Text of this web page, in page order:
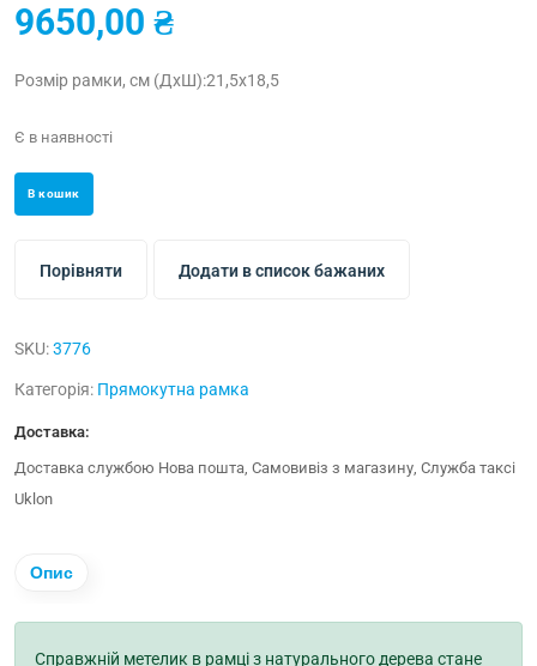
9650,00 ₴
Розмір рамки, см (ДхШ):21,5х18,5
Є в наявності
В кошик
Порівняти Додати в список бажаних
SKU:3776
Категорія: Прямокутна рамка
Доставка:
Доставка службою Нова пошта, Самовивіз з магазину, Служба таксі
Uklon
Опис
Справжній метелик в рамці з натурального дерева стане